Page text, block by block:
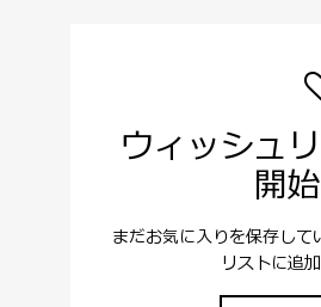
ウィッシュ
開
まだお気に入りを保存し
リストに追